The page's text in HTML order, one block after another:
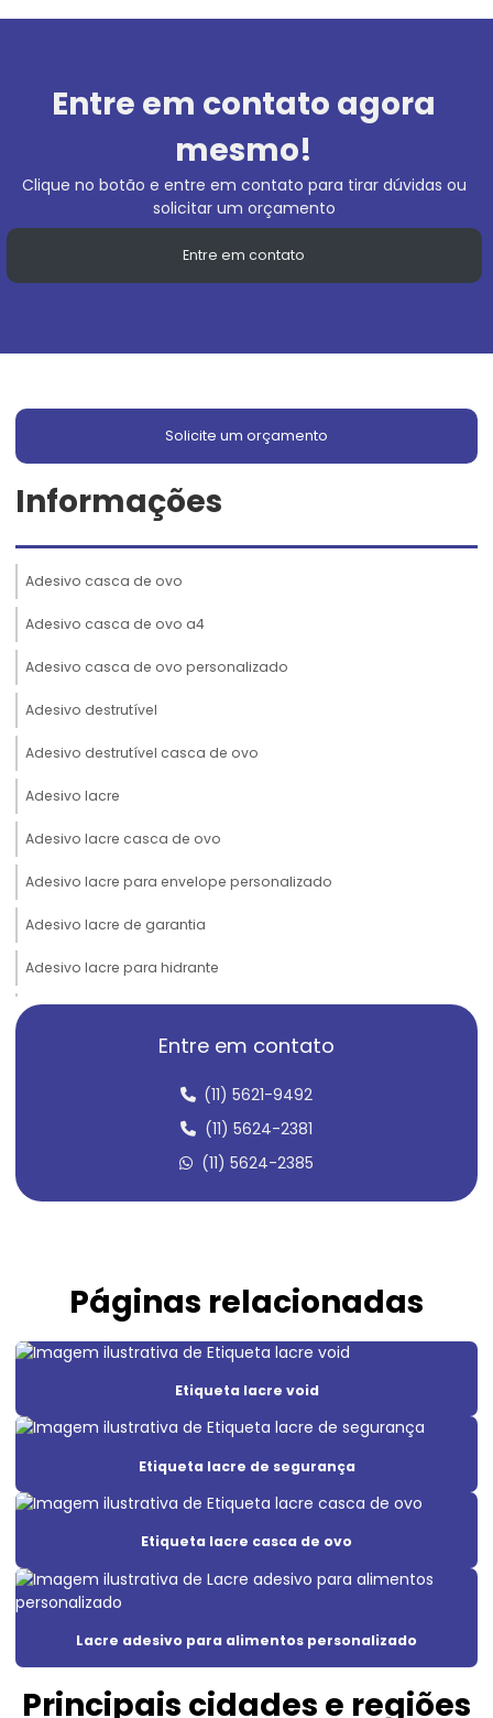
Entre em contato agora
mesmo!
Clique no botão e entre em contato para tirar dúvidas ou
solicitar um orçamento
Entre em contato
Solicite um orçamento
Informações
Adesivo casca de ovo
Adesivo casca de ovo a4
Adesivo casca de ovo personalizado
Adesivo destrutível
Adesivo destrutível casca de ovo
Adesivo lacre
Adesivo lacre casca de ovo
Adesivo lacre para envelope personalizado
Adesivo lacre de garantia
Adesivo lacre para hidrante
Adesivo lacre personalizado
Adesivo lacre para pote
Adesivo lacre de segurança
Adesivo lacre de segurança casca de ovo
Adesivo de segurança
Adesivo de segurança destrutível
Adesivo void branco
Etiqueta adesiva casca de ovo
Etiqueta adesiva void
Etiqueta casca de ovo personalizado
Entre em contato
(11) 5621-9492
(11) 5624-2381
(11) 5624-2385
Páginas relacionadas
Etiqueta lacre void
Etiqueta lacre de segurança
Etiqueta lacre casca de ovo
Lacre adesivo para alimentos personalizado
Principais cidades e regiões